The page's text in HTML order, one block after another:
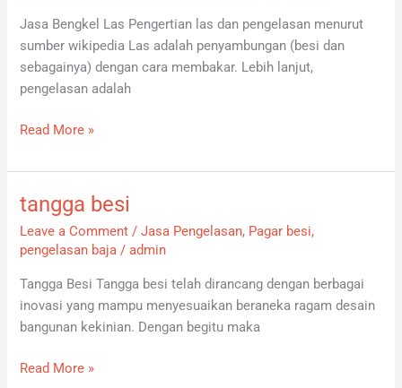
Jasa Bengkel Las Pengertian las dan pengelasan menurut
sumber wikipedia Las adalah penyambungan (besi dan
sebagainya) dengan cara membakar. Lebih lanjut,
pengelasan adalah
Read More »
tangga besi
Leave a Comment /Jasa Pengelasan, Pagar besi,
pengelasan baja /admin
Tangga Besi Tangga besi telah dirancang dengan berbagai
inovasi yang mampu menyesuaikan beraneka ragam desain
bangunan kekinian. Dengan begitu maka
tangga
besi
Read More »